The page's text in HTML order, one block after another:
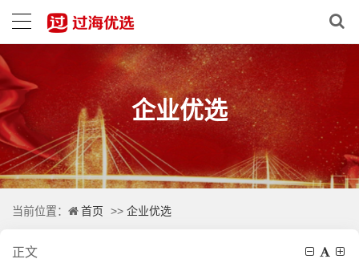
企业优选
当前位置： 首页 >> 企业优选
正文